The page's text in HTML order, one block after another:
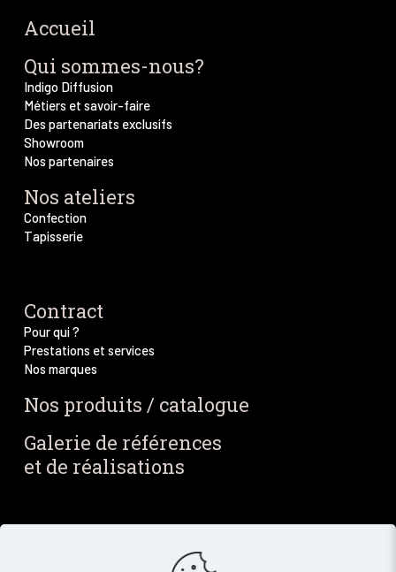
Accueil
Qui sommes-nous?
Indigo Diffusion
Métiers et savoir-faire
Des partenariats exclusifs
Showroom
Nos partenaires
Nos ateliers
Confection
Tapisserie
Contract
Pour qui ?
Prestations et services
Nos marques
Nos produits / catalogue
Galerie de références
et de réalisations